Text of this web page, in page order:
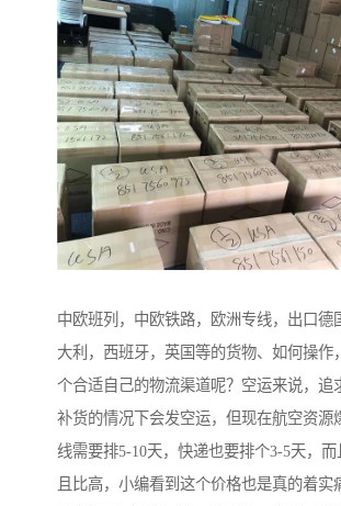
中欧班列，中欧铁路，欧洲专线，出口德
大利，西班牙，英国等的货物、如何操作
个合适自己的物流渠道呢？空运来说，追
补货的情况下会发空运，但现在航空资源
线需要排5-10天，快递也要排个3-5天，
且比高，小编看到这个价格也是真的着实